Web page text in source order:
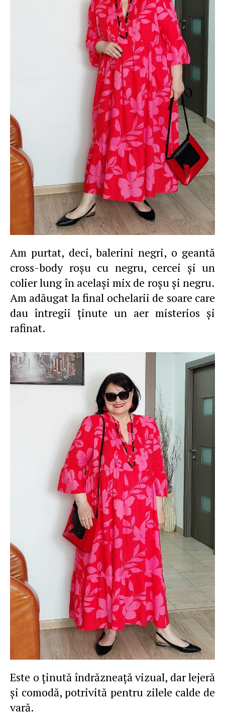
Am purtat, deci, balerini negri, o geantă
cross-body roşu cu negru, cercei şi un
colier lung în acelaşi mix de roşu şi negru.
Am adăugat la final ochelarii de soare care
dau întregii ţinute un aer misterios şi
rafinat.
Este o ţinută îndrăzneaţă vizual, dar lejeră
şi comodă, potrivită pentru zilele calde de
vară.